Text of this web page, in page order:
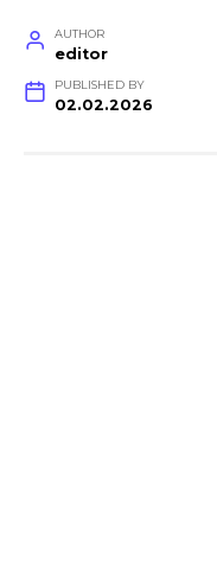
AUTHOR
editor
PUBLISHED BY
02.02.2026